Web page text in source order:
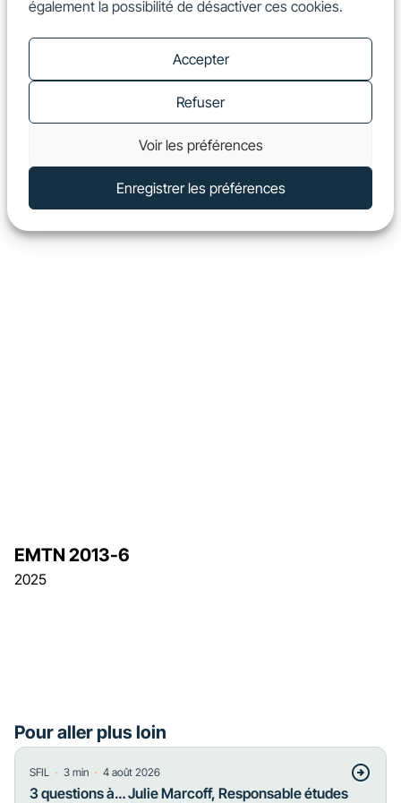
également la possibilité de désactiver ces cookies.
Accepter
Refuser
Voir les préférences
Enregistrer les préférences
2025
EMTN 2013-6
Pour aller plus loin
SFIL ・ 3 min ・ 4 août 2026
3 questions à… Julie Marcoff, Responsable études